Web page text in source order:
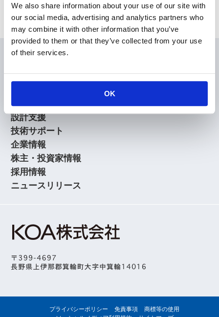
We also share information about your use of our site with
our social media, advertising and analytics partners who
may combine it with other information that you’ve
provided to them or that they’ve collected from your use
of their services.
OK
Archive
製品情報
アプリケーションガイド
設計支援
技術サポート
企業情報
株主・投資家情報
採用情報
ニュースリリース
プライバシーポリシー 免責事項
商標等の使用